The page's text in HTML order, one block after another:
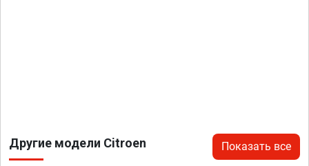
Другие модели Citroen Показать все